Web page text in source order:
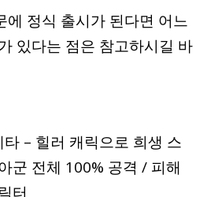
에 정식 출시가 된다면 어느
있다는 점은 참고하시길 바
– 힐러 캐릭으로 희생 스
군 전체 100% 공격 / 피해
터